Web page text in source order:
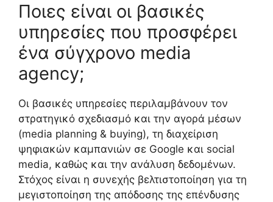
Ποιες είναι οι βασικές
υπηρεσίες που προσφέρει
ένα σύγχρονο media
agency;
Οι βασικές υπηρεσίες περιλαμβάνουν τον
στρατηγικό σχεδιασμό και την αγορά μέσων
(media planning & buying), τη διαχείριση
ψηφιακών καμπανιών σε Google και social
media, καθώς και την ανάλυση δεδομένων.
Στόχος είναι η συνεχής βελτιστοποίηση για τη
μεγιστοποίηση της απόδοσης της επένδυσης